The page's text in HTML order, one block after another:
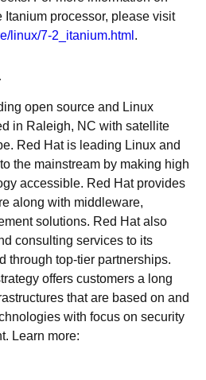
Itanium processor, please visit
linux/7-2_itanium.html .
open source and Linux
in Raleigh, NC with satellite
Red Hat is leading Linux and
the mainstream by making high
accessible. Red Hat provides
along with middleware,
solutions. Red Hat also
consulting services to its
through top-tier partnerships.
offers customers a long
that are based on and
with focus on security
Learn more: